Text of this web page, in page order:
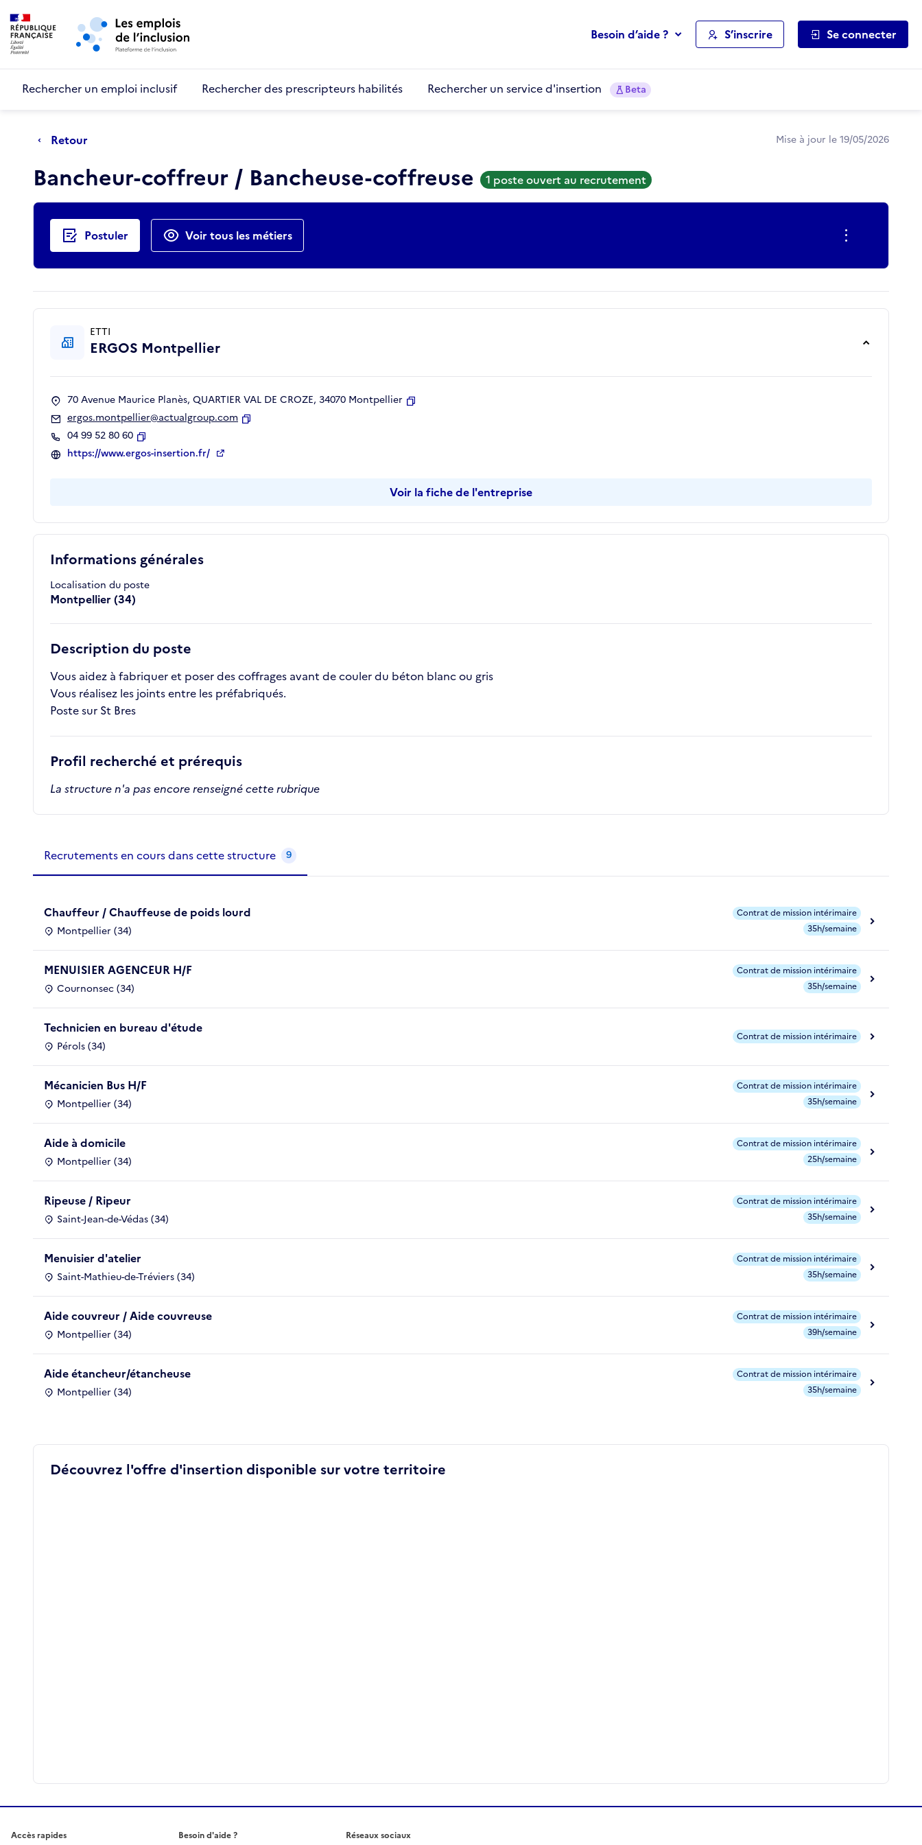
Aller au menu principal
Besoin d’aide ? S’inscrire Se connecter
Rechercher un emploi inclusif Rechercher des prescripteurs habilités Rechercher un service d'insertion Beta
Retour Mise à jour le 19/05/2026
Bancheur-coffreur / Bancheuse-coffreuse 1 poste ouvert au recrutement
Actions rapides
Postuler Voir tous les métiers
Informations générales
Localisation du poste
Montpellier (34)
Description du poste
Vous aidez à fabriquer et poser des coffrages avant de couler du béton blanc ou gris
Vous réalisez les joints entre les préfabriqués.
Poste sur St Bres
Profil recherché et prérequis
La structure n'a pas encore renseigné cette rubrique
ETTI
ERGOS Montpellier
70 Avenue Maurice Planès, QUARTIER VAL DE CROZE, 34070 Montpellier
ergos.montpellier@actualgroup.com
04 99 52 80 60
Copier
https://www.ergos-insertion.fr/
Voir la fiche de l'entreprise
Recrutements de la structure
Recrutements en cours dans cette structure 9
Chauffeur / Chauffeuse de poids lourd
Montpellier (34)
Contrat de mission intérimaire
35h/semaine
MENUISIER AGENCEUR H/F
Cournonsec (34)
Contrat de mission intérimaire
35h/semaine
Technicien en bureau d'étude
Pérols (34)
Contrat de mission intérimaire
Mécanicien Bus H/F
Montpellier (34)
Contrat de mission intérimaire
35h/semaine
Aide à domicile
Montpellier (34)
Contrat de mission intérimaire
25h/semaine
Ripeuse / Ripeur
Saint-Jean-de-Védas (34)
Contrat de mission intérimaire
35h/semaine
Menuisier d'atelier
Saint-Mathieu-de-Tréviers (34)
Contrat de mission intérimaire
35h/semaine
Aide couvreur / Aide couvreuse
Montpellier (34)
Contrat de mission intérimaire
39h/semaine
Aide étancheur/étancheuse
Montpellier (34)
Contrat de mission intérimaire
35h/semaine
Découvrez l'offre d'insertion disponible sur votre territoire
Accès rapides Besoin d'aide ? Réseaux sociaux